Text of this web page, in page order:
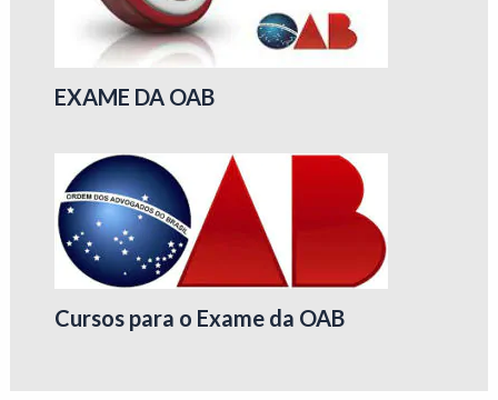
EXAME DA OAB
Cursos para o Exame da OAB